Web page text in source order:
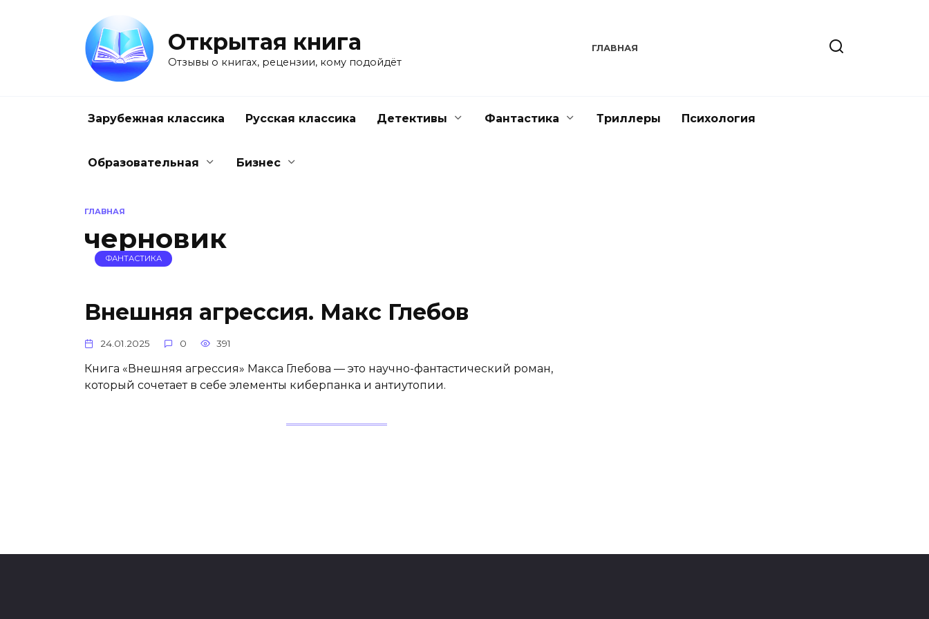
Открытая книга
Отзывы о книгах, рецензии, кому подойдёт
ГЛАВНАЯ
Зарубежная классика Русская классика Детективы Фантастика Триллеры Психология
Образовательная Бизнес
ГЛАВНАЯ
черновик
ФАНТАСТИКА
Внешняя агрессия. Макс Глебов
24.01.2025 0 391
Книга «Внешняя агрессия» Макса Глебова — это научно-фантастический роман,
который сочетает в себе элементы киберпанка и антиутопии.